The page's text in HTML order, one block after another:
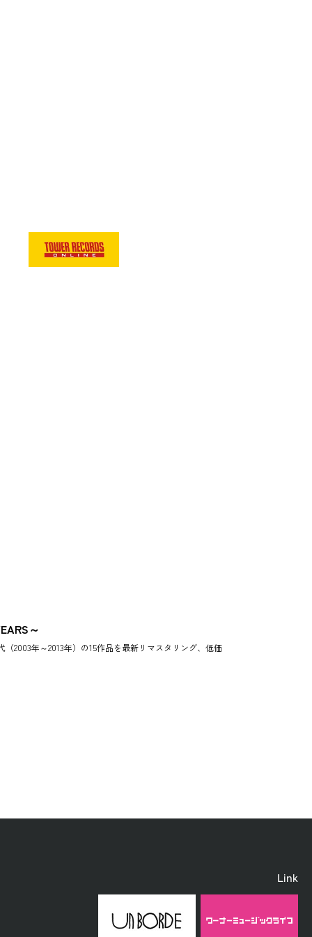
～
2003年～2013年）の15作品を最新リマスタリング、低価
Link